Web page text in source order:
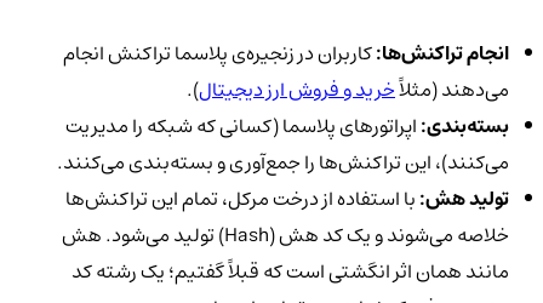
انجام تراکنش‌ها:کاربران در زنجیره‌ی پلاسما تراکنش انجام
می‌دهند (مثلاًخرید و فروش ارز دیجیتال).
بسته‌بندی:اپراتورهای پلاسما (کسانی که شبکه را مدیریت
می‌کنند)، این تراکنش‌ها را جمع‌آوری و بسته‌بندی می‌کنند.
تولید هش:با استفاده از درخت مرکل، تمام این تراکنش‌ها
خلاصه می‌شوند و یک کد هش (Hash) تولید می‌شود. هش
مانند همان اثر انگشتی است که قبلاً گفتیم؛ یک رشته کد